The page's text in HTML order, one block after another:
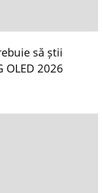
să știi
OLED 2026